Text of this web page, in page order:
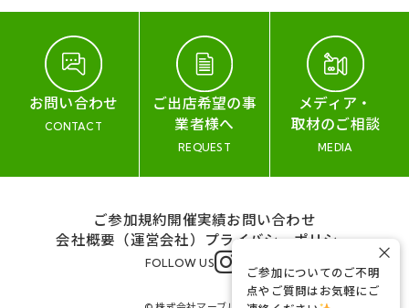
お問い合わせ
CONTACT
ご出店希望の事
業者様へ
REQUEST
メディア・
取材のご相談
MEDIA
ご参加規約開催実績お問い合わせ
会社概要（運営会社） プライバシーポリシー
FOLLOW US
ご参加についてのご不明
点やご質問はお気軽にご
×